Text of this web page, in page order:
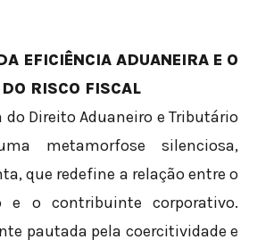
EFICIÊNCIA ADUANEIRA E O
RISCO FISCAL
do Direito Aduaneiro e Tributário
metamorfose silenciosa,
que redefine a relação entre o
e o contribuinte corporativo.
pautada pela coercitividade e